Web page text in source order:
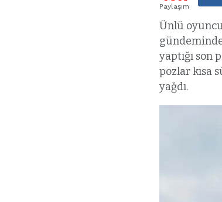
Paylaşım
Ünlü
yaptığı son
pozlar kısa
yağdı.